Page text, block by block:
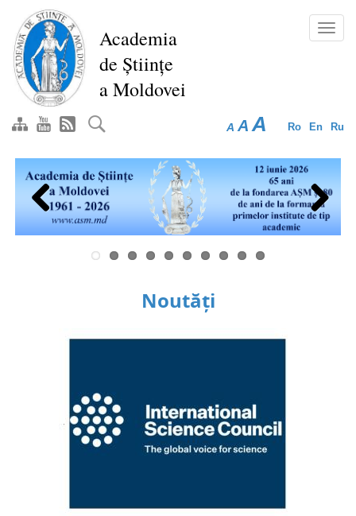
conţinutul
principal
Academia
de Științe
a Moldovei
Ro En Ru
A A A
Previous Next
Noutăți